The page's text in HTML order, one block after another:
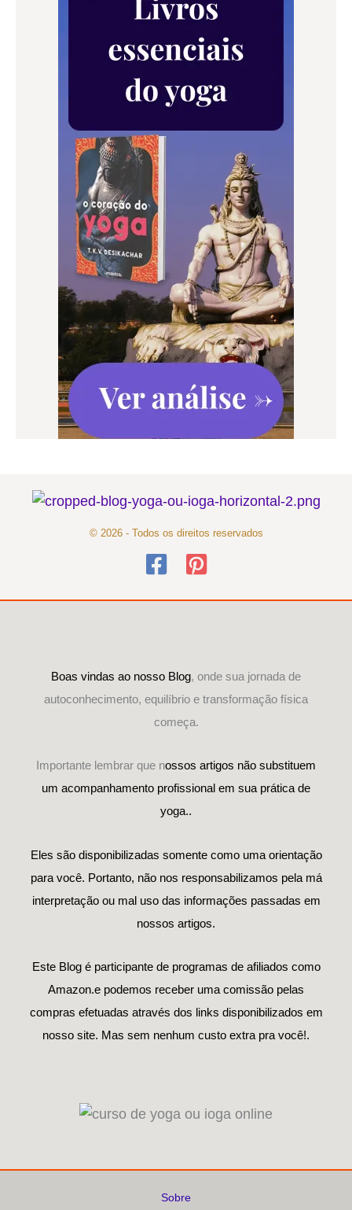
© 2026 - Todos os direitos reservados
Boas vindas ao nosso Blog, onde sua jornada de
autoconhecimento, equilíbrio e transformação física
começa.
Importante lembrar que nossos artigos não substituem
um acompanhamento profissional em sua prática de
yoga..
Eles são disponibilizadas somente como uma orientação
para você. Portanto, não nos responsabilizamos pela má
interpretação ou mal uso das informações passadas em
nossos artigos.
Este Blog é participante de programas de afiliados como
Amazon.e podemos receber uma comissão pelas
compras efetuadas através dos links disponibilizados em
nosso site. Mas sem nenhum custo extra pra você!.
Sobre